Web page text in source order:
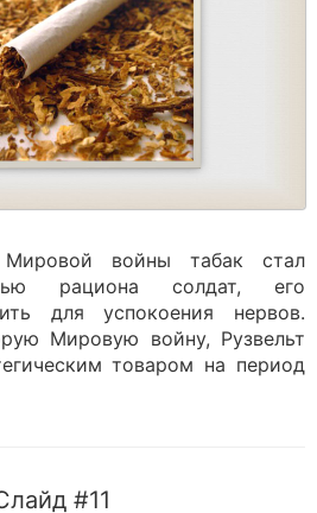
войны табак стал
рациона солдат, его
для успокоения нервов.
Мировую войну, Рузвельт
товаром на период
#11